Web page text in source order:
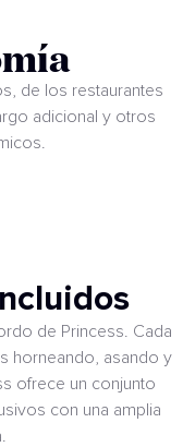
de los restaurantes
adicional y otros
de Princess. Cada
horneando, asando y
ofrece un conjunto
con una amplia